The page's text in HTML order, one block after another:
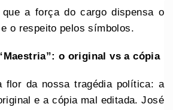
a força do cargo dispensa o
o respeito pelos símbolos.
o original vs a cópia
flor da nossa tragédia política: a
e a cópia mal editada. José